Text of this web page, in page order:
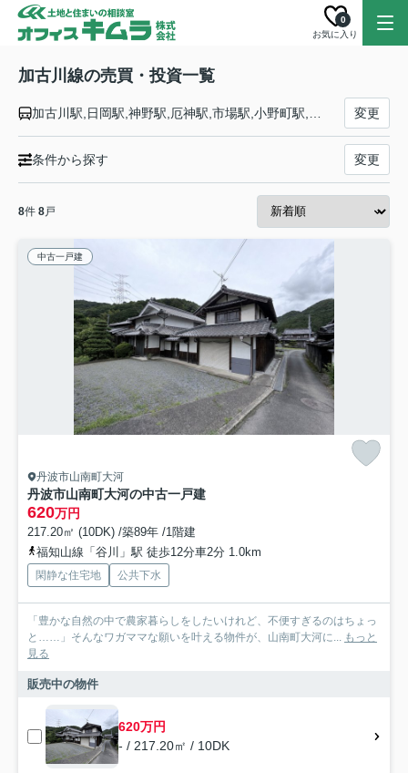
お気に入り
0
加古川線の売買・投資一覧
変更
条件から探す 変更
8件 8戸
中古一戸建
丹波市山南町大河
丹波市山南町大河の中古一戸建
620万円
217.20㎡ (10DK) /築89年 /1階建
福知山線「谷川」駅 徒歩12分車2分 1.0km
閑静な住宅地 公共下水
「豊かな自然の中で農家暮らしをしたいけれど、不便すぎるのはちょっ
と……」そんなワガママな願いを叶える物件が、山南町大河に... もっと
見る
販売中の物件
620万円
- / 217.20㎡ / 10DK